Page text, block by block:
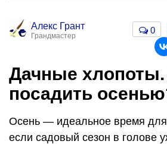
Алекс Грант
Грандмастер
0
Дачные
посадить
Осень — идеальное время
если садовый сезон в голове